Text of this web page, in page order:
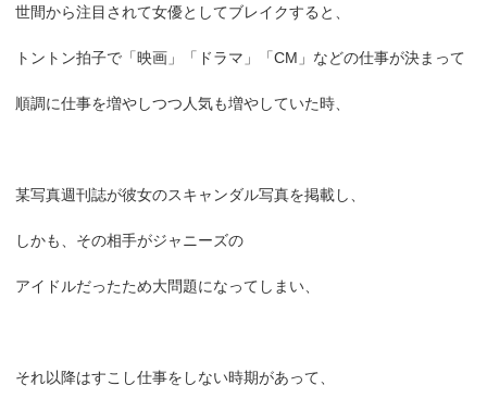
世間から注目されて女優としてブレイクすると、
トントン拍子で「映画」「ドラマ」「CM」などの仕事が決まって
順調に仕事を増やしつつ人気も増やしていた時、
某写真週刊誌が彼女のスキャンダル写真を掲載し、
しかも、その相手がジャニーズの
アイドルだったため大問題になってしまい、
それ以降はすこし仕事をしない時期があって、